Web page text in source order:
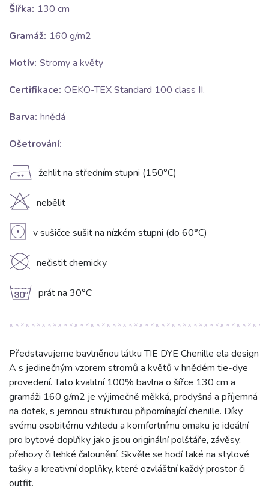
Šířka: 130 cm
Gramáž: 160 g/m2
Motív: Stromy a květy
Certifikace: OEKO-TEX Standard 100 class II.
Barva: hnědá
Ošetrování:
E žehlit na středním stupni (150°C)
H nebělit
V v sušičce sušit na nízkém stupni (do 60°C)
K nečistit chemicky
g prát na 30°C
Představujeme bavlněnou látku TIE DYE Chenille ela design
A s jedinečným vzorem stromů a květů v hnědém tie-dye
provedení. Tato kvalitní 100% bavlna o šířce 130 cm a
gramáži 160 g/m2 je výjimečně měkká, prodyšná a příjemná
na dotek, s jemnou strukturou připomínající chenille. Díky
svému osobitému vzhledu a komfortnímu omaku je ideální
pro bytové doplňky jako jsou originální polštáře, závěsy,
přehozy či lehké čalounění. Skvěle se hodí také na stylové
tašky a kreativní doplňky, které ozvláštní každý prostor či
outfit.